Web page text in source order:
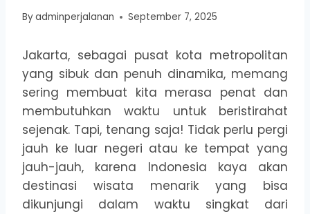
Byadminperjalanan September 7, 2025
Jakarta, sebagai pusat kota metropolitan
yang sibuk dan penuh dinamika, memang
sering membuat kita merasa penat dan
membutuhkan waktu untuk beristirahat
sejenak. Tapi, tenang saja! Tidak perlu pergi
jauh ke luar negeri atau ke tempat yang
jauh-jauh, karena Indonesia kaya akan
destinasi wisata menarik yang bisa
dikunjungi dalam waktu singkat dari